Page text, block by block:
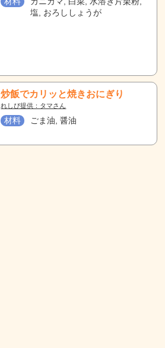
塩, おろししょうが
炒飯でカリッと焼きおにぎり
れしぴ提供：タマさん
材料 ごま油, 醤油